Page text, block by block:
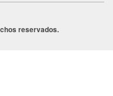
reservados.